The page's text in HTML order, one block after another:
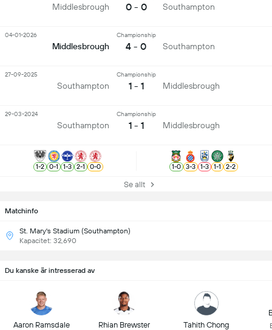
Matchinfo
St. Mary's Stadium (Southampton)
Kapacitet: 32,690
Middlesbrough 0 - 0 Southampton
Middlesbrough
Championship
4 - 0 Southampton
04-01-2026
Southampton
Championship
1 - 1 Middlesbrough
27-09-2025
Southampton
Championship
1 - 1 Middlesbrough
29-03-2024
1-2 0-1 1-3 2-1 0-0 1-0 3-3 1-3 1-1 2-2
Se allt
Du kanske är intresserad av
Aaron Ramsdale Rhian Brewster Tahith Chong